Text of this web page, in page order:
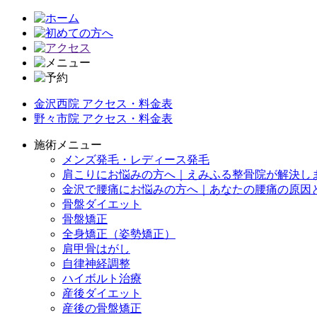
金沢西院 アクセス・料金表
野々市院 アクセス・料金表
施術メニュー
メンズ発毛・レディース発毛
肩こりにお悩みの方へ｜えみふる整骨院が解決し
金沢で腰痛にお悩みの方へ｜あなたの腰痛の原因
骨盤ダイエット
骨盤矯正
全身矯正（姿勢矯正）
肩甲骨はがし
自律神経調整
ハイボルト治療
産後ダイエット
産後の骨盤矯正